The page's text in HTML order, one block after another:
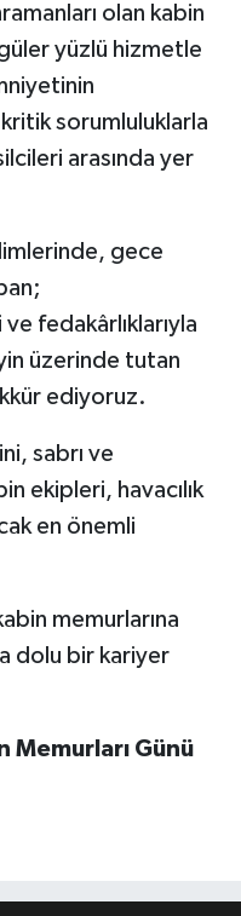
olan kabin
yüzlü hizmetle
sorumluluklarla
arasında yer
gece
fedakârlıklarıyla
üzerinde tutan
ediyoruz.
sabrı ve
ekipleri, havacılık
en önemli
memurlarına
dolu bir kariyer
Memurları Günü